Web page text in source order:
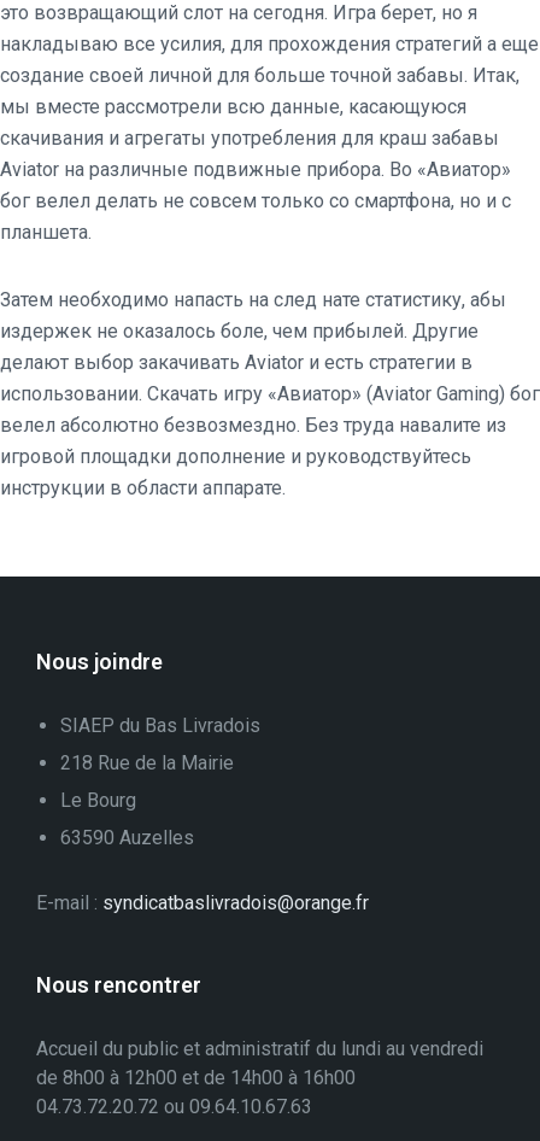
это возвращающий слот на сегодня. Игра берет, но я
накладываю все усилия, для прохождения стратегий а еще
создание своей личной для больше точной забавы. Итак,
мы вместе рассмотрели всю данные, касающуюся
скачивания и агрегаты употребления для краш забавы
Aviator на различные подвижные прибора. Во «Авиатор»
бог велел делать не совсем только со смартфона, но и с
планшета.
Затем необходимо напасть на след нате статистику, абы
издержек не оказалось боле, чем прибылей. Другие
делают выбор закачивать Aviator и есть стратегии в
использовании. Скачать игру «Авиатор» (Aviator Gaming) бог
велел абсолютно безвозмездно. Без труда навалите из
игровой площадки дополнение и руководствуйтесь
инструкции в области аппарате.
Nous joindre
SIAEP du Bas Livradois
218 Rue de la Mairie
Le Bourg
63590 Auzelles
E-mail : syndicatbaslivradois@orange.fr
Nous rencontrer
Accueil du public et administratif du lundi au vendredi
de 8h00 à 12h00 et de 14h00 à 16h00
04.73.72.20.72 ou 09.64.10.67.63